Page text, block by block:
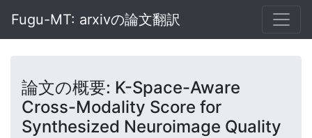
Fugu-MT: arxivの論文翻訳
論文の概要: K-Space-Aware
Cross-Modality Score for
Synthesized Neuroimage Quality